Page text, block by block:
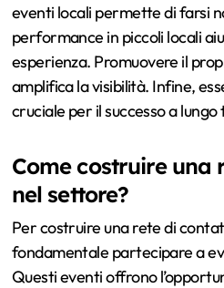
eventi locali permette di farsi
performance in piccoli locali
esperienza. Promuovere il
amplifica la visibilità. Infine,
cruciale per il successo a
Come costruire una
nel settore?
Per costruire una rete di
fondamentale partecipare a
Questi eventi offrono